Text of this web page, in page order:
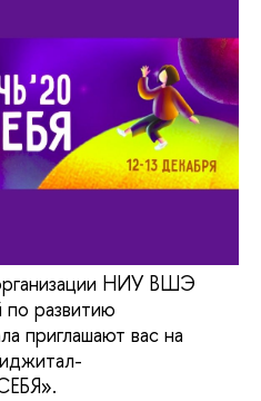
НИУ ВШЭ
развитию
приглашают вас на